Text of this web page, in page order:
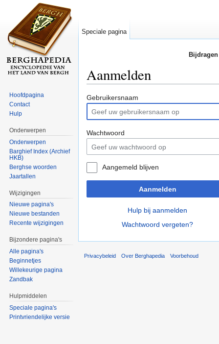
Aanmelden
Gebruikersnaam
Wachtwoord
Aangemeld blijven
Aanmelden
Hulp bij aanmelden
Wachtwoord vergeten?
Speciale pagina
Hoofdpagina
Contact
Hulp
Onderwerpen
Onderwerpen
Barghief Index (Archief
HKB)
Berghse woorden
Jaartallen
Wijzigingen
Nieuwe pagina's
Nieuwe bestanden
Recente wijzigingen
Bijzondere pagina's
Alle pagina's
Beginnetjes
Willekeurige pagina
Zandbak
Hulpmiddelen
Speciale pagina's
Printvriendelijke versie
Privacybeleid Over Berghapedia Voorbehoud